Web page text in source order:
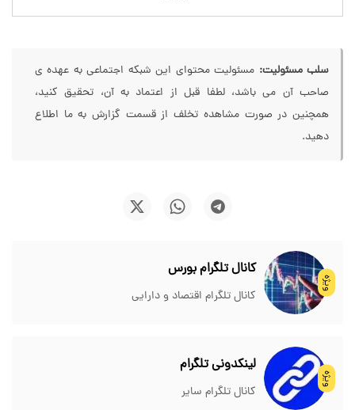
سلب مسئولیت: مسئولیت محتوای این شبکه اجتماعی به عهده ی
صاحب آن می باشد، لطفا قبل از اعتماد به آن، تحقیق کنید،
همچنین در صورت مشاهده تخلف از قسمت گزارش به ما اطلاع
دهید.
ویژه
کانال تلگرام بورس
کانال تلگرام اقتصاد و دارایی
ویژه
لینکدونی تلگرام
کانال تلگرام سایر